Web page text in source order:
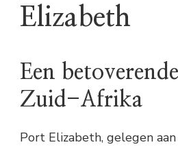
Elizabeth
Een
Zuid-Afrika
Port Elizabeth, gelegen